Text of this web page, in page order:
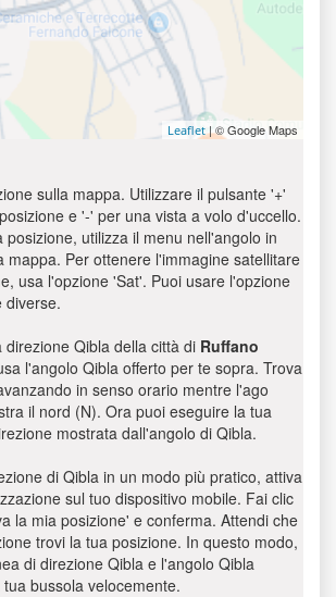
Leaflet | © Google Maps
sulla mappa. Utilizzare il pulsante '+'
e '-' per una vista a volo d'uccello.
posizione, utilizza il menu nell'angolo in
mappa. Per ottenere l'immagine satellitare
usa l'opzione 'Sat'. Puoi usare l'opzione
diverse.
Qibla della città di Ruffano
l'angolo Qibla offerto per te sopra. Trova
in senso orario mentre l'ago
il nord (N). Ora puoi eseguire la tua
mostrata dall'angolo di Qibla.
di Qibla in un modo più pratico, attiva
sul tuo dispositivo mobile. Fai clic
la mia posizione' e conferma. Attendi che
trovi la tua posizione. In questo modo,
di direzione Qibla e l'angolo Qibla
bussola velocemente.